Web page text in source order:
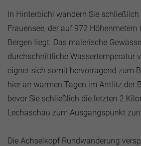
In Hinterbichl wandern Sie
Frauensee, der auf 972
Bergen liegt. Das malerische
durchschnittliche Wassertemperatur
eignet sich somit hervorragend zum
hier an warmen Tagen im Antlitz der
bevor Sie schließlich die letzten 2
Lechaschau zum Ausgangspunkt
Die Achselkopf Rundwanderung